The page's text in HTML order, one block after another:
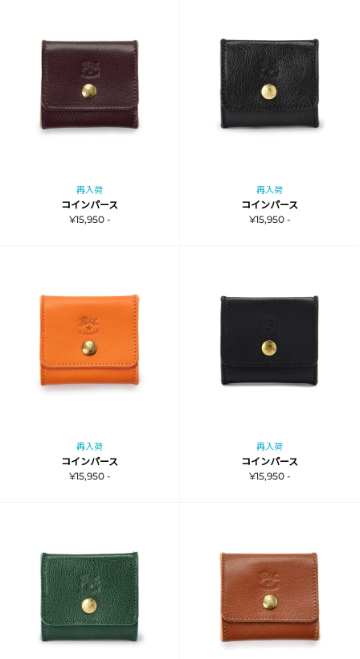
再入荷
コインパース
¥15,950 -
再入荷
コインパース
¥15,950 -
再入荷
コインパース
¥15,950 -
再入荷
コインパース
¥15,950 -